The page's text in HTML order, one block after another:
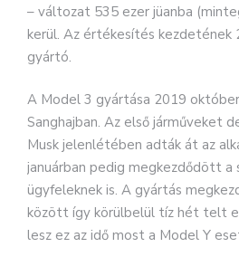
– változat 535 ezer jüanba
kerül. Az értékesítés
gyártó.
A Model 3 gyártása 2019
Sanghajban. Az első járműveket
Musk jelenlétében adták át az
januárban pedig megkezdődött a
ügyfeleknek is. A gyártás
között így körülbelül tíz hét telt
lesz ez az idő most a Model Y